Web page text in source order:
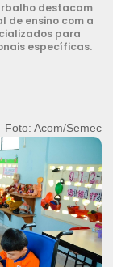
destacam
de ensino com a
para
específicas.
Foto: Acom/Semec